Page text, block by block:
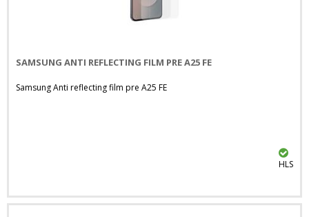
SAMSUNG ANTI REFLECTING FILM PRE A25 FE
Samsung Anti reflecting film pre A25 FE
HLS